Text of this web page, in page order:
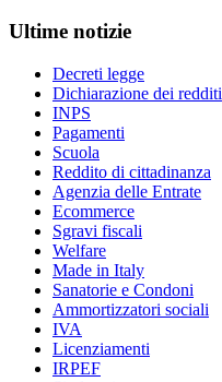
Ultime notizie
Decreti legge
Dichiarazione dei redditi
INPS
Pagamenti
Scuola
Reddito di cittadinanza
Agenzia delle Entrate
Ecommerce
Sgravi fiscali
Welfare
Made in Italy
Sanatorie e Condoni
Ammortizzatori sociali
IVA
Licenziamenti
IRPEF